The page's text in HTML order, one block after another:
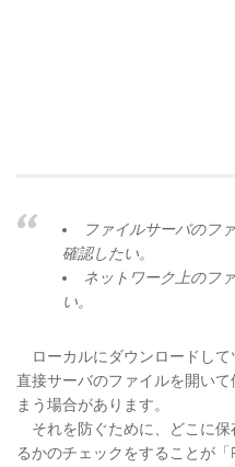
ファイルサーバのフ
確認したい。
ネットワーク上のフ
い。
ローカルにダウンロードして
直接サーバのファイルを開い
まう場合があります。
それを防ぐために、どこに保
るかのチェックをすることが「